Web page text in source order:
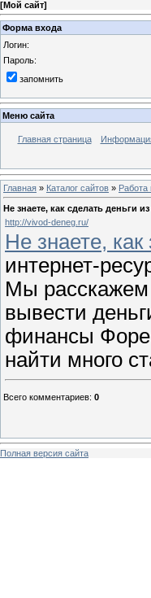
[Мой сайт]
Форма входа
Логин:
Пароль:
запомнить
Меню сайта
Главная страница
Главная » Каталог сайтов » Работа
Не знаете, как сделать деньги
http://vivod-deneg.ru/
Не знаете,
интернет-
Мы расскажем
вывести
финансы
найти много
Всего комментариев: 0
Полная версия сайта